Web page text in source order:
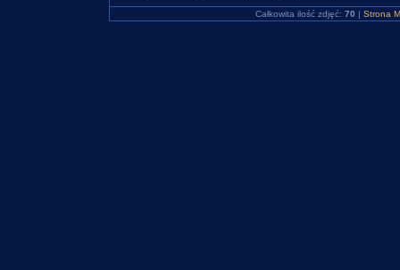
Całkowita ilość zdjęć: 70 | Strona